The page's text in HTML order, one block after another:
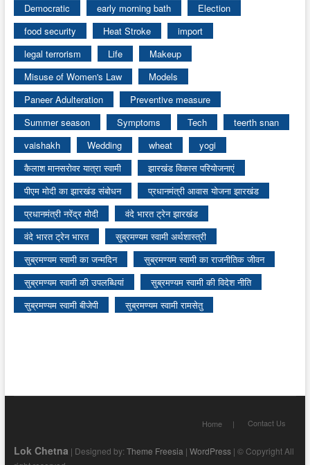
Democratic
early morning bath
Election
food security
Heat Stroke
import
legal terrorism
Life
Makeup
Misuse of Women's Law
Models
Paneer Adulteration
Preventive measure
Summer season
Symptoms Tech
teerth snan
vaishakh
Wedding wheat
yogi
कैलाश मानसरोवर यात्रा स्वामी
झारखंड विकास परियोजनाएं
पीएम मोदी का झारखंड संबोधन
प्रधानमंत्री आवास योजना झारखंड
प्रधानमंत्री नरेंद्र मोदी
वंदे भारत ट्रेन झारखंड
वंदे भारत ट्रेन भारत
सुब्रमण्यम स्वामी अर्थशास्त्री
सुब्रमण्यम स्वामी का जन्मदिन
सुब्रमण्यम स्वामी का राजनीतिक जीवन
सुब्रमण्यम स्वामी की उपलब्धियां
सुब्रमण्यम स्वामी की विदेश नीति
सुब्रमण्यम स्वामी बीजेपी
सुब्रमण्यम स्वामी रामसेतु
Home Contact Us
Lok Chetna | Designed by: Theme Freesia | WordPress| © Copyright All